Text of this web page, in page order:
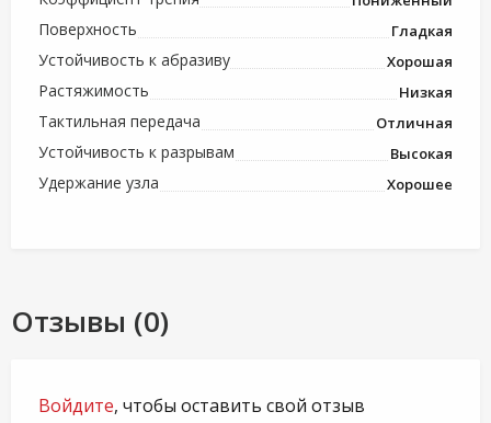
Поверхность Гладкая
Устойчивость к абразиву Хорошая
Растяжимость Низкая
Тактильная передача Отличная
Устойчивость к разрывам Высокая
Удержание узла Хорошее
Отзывы (0)
Войдите, чтобы оставить свой отзыв